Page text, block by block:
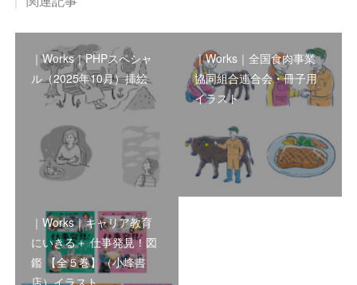
｜Works｜PHPスペシャ
ル（2025年10月）挿絵
｜Works｜全国食肉事業
協同組合連合会・冊子用
イラスト
｜Works｜キャリア教育
にいきる＋ 仕事発見！図
鑑 【全５巻】（小峰書
店）イラスト